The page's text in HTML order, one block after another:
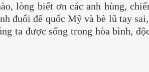
lòng biết ơn các anh hùng,
đuổi đế quốc Mỹ và bè lũ tay
ta được sống trong hòa bình,